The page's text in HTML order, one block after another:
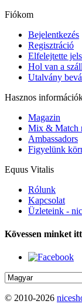
Fiókom
Bejelentkezés
Regisztráció
Elfelejtette
Hol van a
Utalvány
Hasznos
Magazin
Mix & Match
Ambassadors
Figyelünk
Equus Vitalis
Rólunk
Kapcsolat
Üzleteink -
Kövessen minket
© 2010-2026